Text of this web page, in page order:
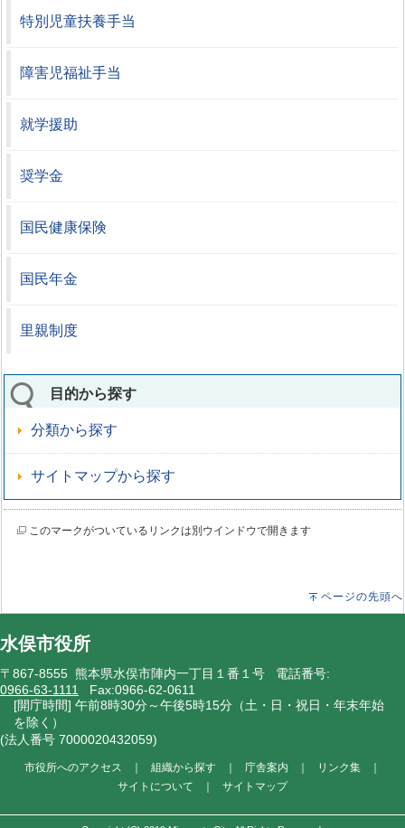
特別児童扶養手当
障害児福祉手当
就学援助
奨学金
国民健康保険
国民年金
里親制度
目的から探す
分類から探す
サイトマップから探す
このマークがついているリンクは別ウインドウで開きます
ページの先頭へ
水俣市役所
〒867-8555 熊本県水俣市陣内一丁目１番１号 電話番号:
0966-63-1111 Fax:0966-62-0611
[開庁時間] 午前8時30分～午後5時15分（土・日・祝日・年末年始
を除く）
(法人番号 7000020432059)
市役所へのアクセス 組織から探す 庁舎案内 リンク集
サイトについて
サイトマップ